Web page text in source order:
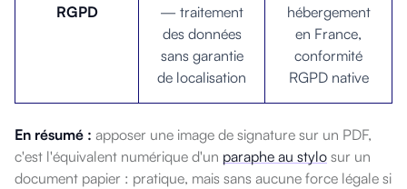
RGPD
— traitement
des données
sans garantie
de localisation
hébergement
en France,
conformité
RGPD native
En résumé : apposer une image de signature sur un PDF,
c'est l'équivalent numérique d'un paraphe au stylo sur un
document papier : pratique, mais sans aucune force légale si